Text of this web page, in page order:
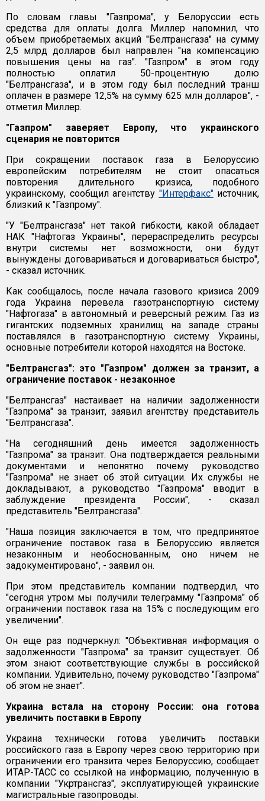
По словам главы "Газпрома", у Белоруссии есть
средства для оплаты долга. Миллер напомнил, что
объем приобретаемых акций "Белтрансгаза" на сумму
2,5 млрд долларов был направлен "на компенсацию
повышения цены на газ". "Газпром" в этом году
полностью оплатил 50-процентную долю
"Белтрансгаза", и в этом году был последний транш
оплачен в размере 12,5% на сумму 625 млн долларов", -
отметил Миллер.
"Газпром" заверяет Европу, что украинского
сценария не повторится
При сокращении поставок газа в Белоруссию
европейским потребителям не стоит опасаться
повторения длительного кризиса, подобного
украинскому, сообщил агентству "Интерфакс"источник,
близкий к "Газпрому".
"У "Белтрансгаза" нет такой гибкости, какой обладает
НАК "Нафтогаз Украины", перераспределить ресурсы
внутри системы нет возможности, они будут
вынуждены договариваться и договариваться быстро",
- сказал источник.
Как сообщалось, после начала газового кризиса 2009
года Украина перевела газотранспортную систему
"Нафтогаза" в автономный и реверсный режим. Газ из
гигантских подземных хранилищ на западе страны
поставлялся в газотранспортную систему Украины,
основные потребители которой находятся на Востоке.
"Белтрансгаз": это "Газпром" должен за транзит, а
ограничение поставок - незаконное
"Белтрансгаз" настаивает на наличии задолженности
"Газпрома" за транзит, заявил агентству представитель
"Белтрансгаза".
"На сегодняшний день имеется задолженность
"Газпрома" за транзит. Она подтверждается реальными
документами и непонятно почему руководство
"Газпрома" не знает об этой ситуации. Их службы не
докладывают, а руководство "Газпрома" вводит в
заблуждение президента России", - сказал
представитель "Белтрансгаза".
"Наша позиция заключается в том, что предпринятое
ограничение поставок газа в Белоруссию является
незаконным и необоснованным, оно ничем не
задокументировано", - заявил он.
При этом представитель компании подтвердил, что
"сегодня утром мы получили телеграмму "Газпрома" об
ограничении поставок газа на 15% с последующим его
увеличении".
Он еще раз подчеркнул: "Объективная информация о
задолженности "Газпрома" за транзит существует. Об
этом знают соответствующие службы в российской
компании. Удивительно, почему руководство "Газпрома"
об этом не знает".
Украина встала на сторону России: она готова
увеличить поставки в Европу
Украина технически готова увеличить поставки
российского газа в Европу через свою территорию при
ограничении его транзита через Белоруссию, сообщает
ИТАР-ТАСС со ссылкой на информацию, полученную в
компании "Укртрансгаз", эксплуатирующей украинские
магистральные газопроводы.